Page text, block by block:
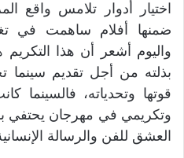
اختيار أدوار تلامس واقع
ضمنها أفلام ساهمت في
واليوم أشعر أن هذا
بذلته من أجل تقديم سينما
قوتها وتحدياته، فالسينما
وتكريمي في مهرجان يحتفي
العشق للفن والرسالة